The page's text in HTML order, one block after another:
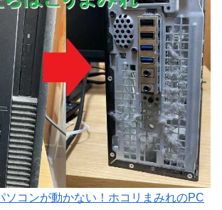
ソコンが動かない！ホコリまみれのPC